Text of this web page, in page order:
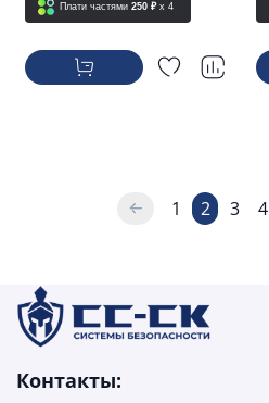
Плати частями 250 ₽ x 4
1 2 3 4
Контакты: